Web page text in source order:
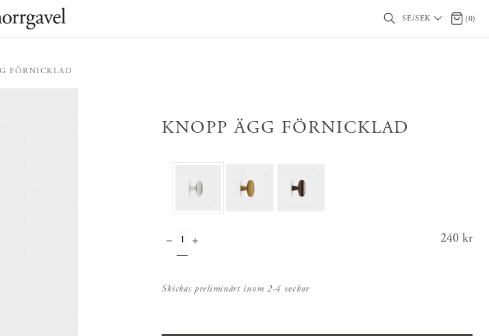
SE/SEK 0 (0)
FÖRNICKLAD
KNOPP ÄGG FÖRNICKLAD
Pris :
240 kr
Skickas preliminärt inom 2-4 veckor